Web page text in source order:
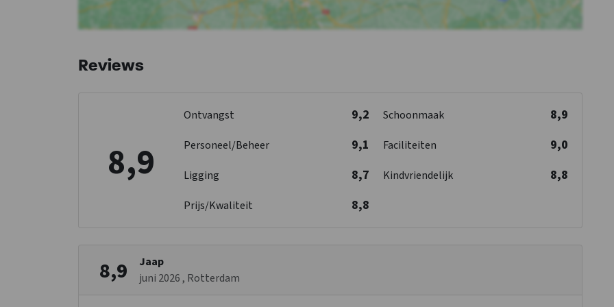
Reviews
8,9
Ontvangst 9,2 Schoonmaak 8,9
Personeel/Beheer 9,1 Faciliteiten 9,0
Ligging 8,7 Kindvriendelijk 8,8
Prijs/Kwaliteit 8,8
8,9
Jaap
juni 2026, Rotterdam